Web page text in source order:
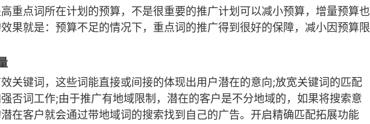
重点词所在计划的预算，不是很重要的推广计划可以减小预算，增量预算也
果就是：预算不足的情况下，重点词的推广得到很好的保障，减小因预算限
关键词，这些词能直接或间接的体现出用户潜在的意向;放宽关键词的匹配
否词工作;由于推广有地域限制，潜在的客户是不分地域的，如果将搜索意
在客户就会通过带地域词的搜索找到自己的广告。开启精确匹配拓展功能